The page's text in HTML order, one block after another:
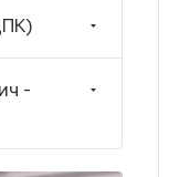
-